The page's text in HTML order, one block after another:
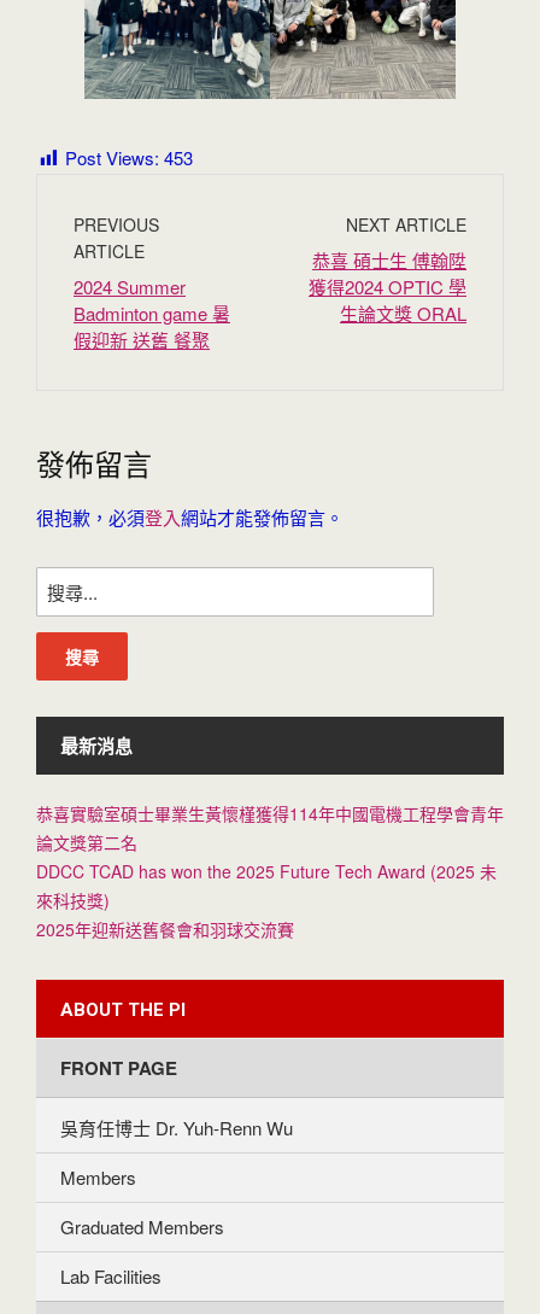
Post Views: 453
PREVIOUS
ARTICLE
2024 Summer
Badminton game 暑
假迎新 送舊 餐聚
NEXT ARTICLE
恭喜 碩士生 傅翰陞
獲得2024 OPTIC 學
生論文獎 ORAL
發佈留言
很抱歉，必須登入網站才能發佈留言。
搜
尋
關
最新消息
恭喜實驗室碩士畢業生黃懷槿獲得114年中國電機工程學會青年
論文獎第二名
DDCC TCAD has won the 2025 Future Tech Award (2025 未
來科技獎)
2025年迎新送舊餐會和羽球交流賽
ABOUT THE PI
FRONT PAGE
吳育任博士 Dr. Yuh-Renn Wu
Members
Graduated Members
Lab Facilities